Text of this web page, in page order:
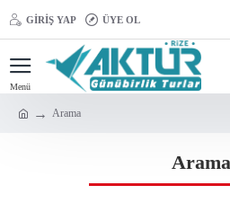
GIRIŞ YAP ÜYE OL
Arama
Arama